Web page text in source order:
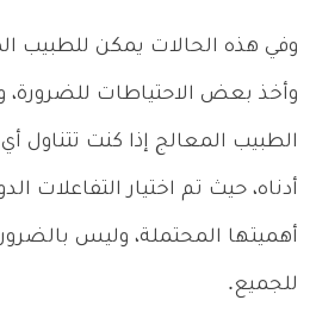
وفي هذه الحالات يمكن للطبيب
وأخذ بعض الاحتياطات
الطبيب المعالج إذا كنت تتناول
أدناه، حيث تم اختيار التفاعلات
أهميتها المحتملة، وليس
للجميع.